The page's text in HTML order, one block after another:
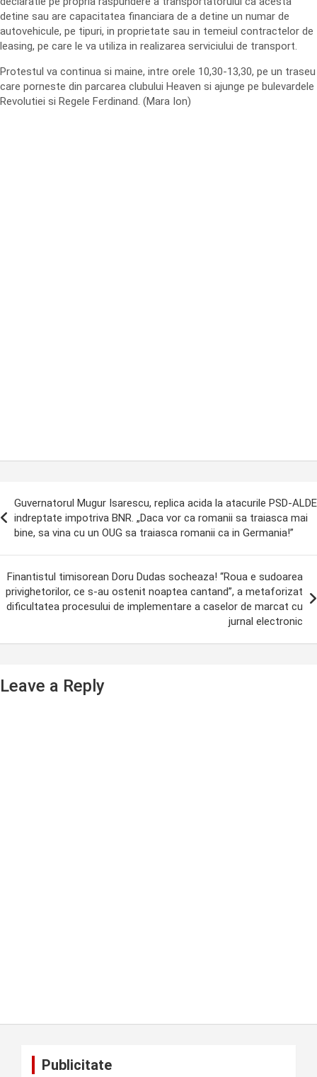
detine sau are capacitatea financiara de a detine un numar de
autovehicule, pe tipuri, in proprietate sau in temeiul contractelor de
leasing, pe care le va utiliza in realizarea serviciului de transport.
Protestul va continua si maine, intre orele 10,30-13,30, pe un traseu
care porneste din parcarea clubului Heaven si ajunge pe bulevardele
Revolutiei si Regele Ferdinand. (Mara Ion)
Guvernatorul Mugur Isarescu, replica acida la atacurile PSD-ALDE
indreptate impotriva BNR. „Daca vor ca romanii sa traiasca mai
bine, sa vina cu un OUG sa traiasca romanii ca in Germania!”
Finantistul timisorean Doru Dudas socheaza! “Roua e sudoarea
privighetorilor, ce s-au ostenit noaptea cantand”, a metaforizat
dificultatea procesului de implementare a caselor de marcat cu
jurnal electronic
Leave a Reply
Publicitate